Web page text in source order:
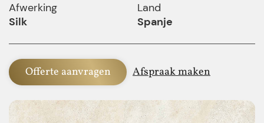
Afwerking
Silk
Land
Spanje
Offerte aanvragen Afspraak maken